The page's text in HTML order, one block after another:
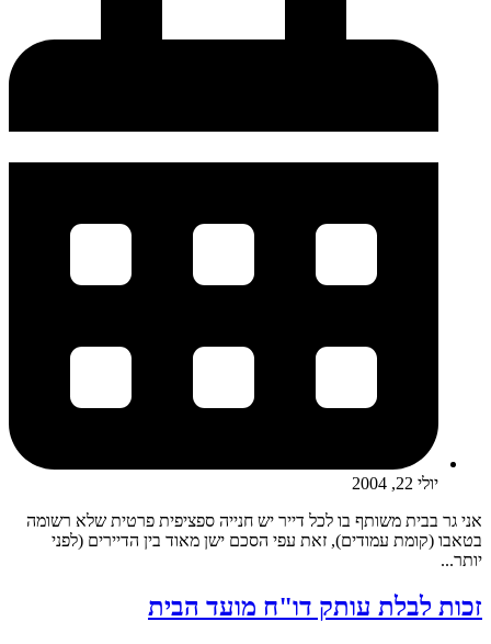
יולי 22, 2004
אני גר בבית משותף בו לכל דייר יש חנייה ספציפית פרטית שלא רשומה
בטאבו (קומת עמודים), זאת עפי הסכם ישן מאוד בין הדיירים (לפני
יותר...
זכות לבלת עותק דו"ח מועד הבית